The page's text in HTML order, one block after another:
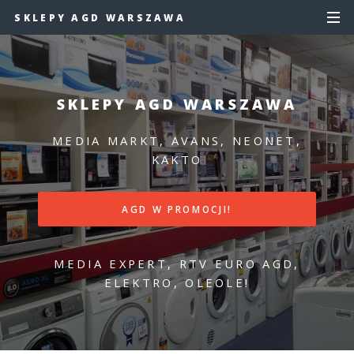
SKLEPY AGD WARSZAWA
SKLEPY AGD WARSZAWA
MEDIA MARKT, AVANS, NEONET,
KAKTO
AGD W PROMOCJI!
MEDIA EXPERT, RTV EURO AGD,
ELEKTRO, OLEOLE!